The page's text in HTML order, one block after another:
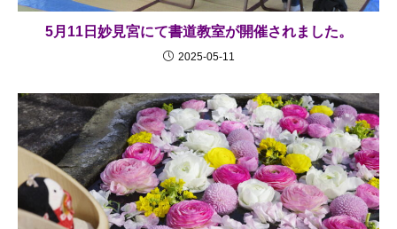
5月11日妙見宮にて書道教室が開催されました。
2025-05-11